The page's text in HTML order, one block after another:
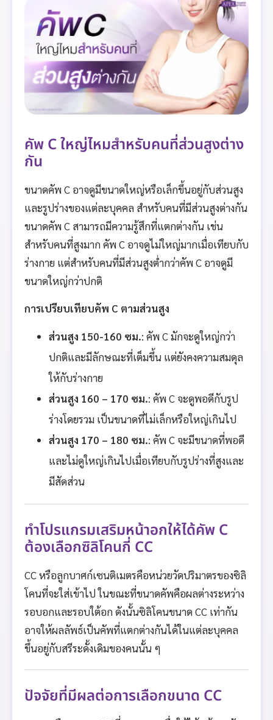
คัพ C ใหญ่ไหมสำหรับคนที่ส่วนสูงต่าง
กัน
ขนาดคัพ C อาจดูมีขนาดใหญ่หรือเล็กขึ้นอยู่กับส่วนสูง
และรูปร่างของแต่ละบุคคล สำหรับคนที่มีส่วนสูงต่างกัน
ขนาดคัพ C สามารถมีความรู้สึกที่แตกต่างกัน เช่น
สำหรับคนที่สูงมาก คัพ C อาจดูไม่ใหญ่มากเมื่อเทียบกับ
ร่างกาย แต่สำหรับคนที่มีส่วนสูงต่ำกว่าคัพ C อาจดูมี
ขนาดใหญ่กว่าปกติ
การเปรียบเทียบคัพ C ตามส่วนสูง
ส่วนสูง 150-160 ซม.: คัพ C มักจะดูใหญ่กว่า
ปกติและมีลักษณะที่เต็มขึ้น แต่ยังคงความสมดุล
ให้กับร่างกาย
ส่วนสูง 160 – 170 ซม.: คัพ C จะดูพอดีกับรูป
ร่างโดยรวม เป็นขนาดที่ไม่เล็กหรือใหญ่เกินไป
ส่วนสูง 170 – 180 ซม.: คัพ C จะมีขนาดที่พอดี
และไม่ดูใหญ่เกินไปเมื่อเทียบกับรูปร่างที่สูงและ
มีสัดส่วน
ทำโปรแกรมเสริมหน้าอกให้ได้คัพ C
ต้องเลือกซิลิโคนกี่ CC
CC หรือลูกบาศก์เซนติเมตรคือหน่วยวัดปริมาตรของซิลิ
โคนที่จะใส่เข้าไป ในขณะที่ขนาดคัพคือผลต่างระหว่าง
รอบอกและรอบใต้อก ดังนั้นซิลิโคนขนาด CC เท่ากัน
อาจให้ผลลัพธ์เป็นคัพที่แตกต่างกันได้ในแต่ละบุคคล
ขึ้นอยู่กับสรีระดั้งเดิมของคนนั้น ๆ
ปัจจัยที่มีผลต่อการเลือกขนาด CC